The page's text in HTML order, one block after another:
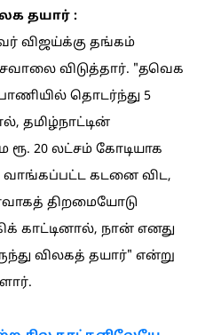
தயார் :
விஜய்க்கு தங்கம்
விடுத்தார். "தவெக
தொடர்ந்து 5
தமிழ்நாட்டின்
20 லட்சம் கோடியாக
வாங்கப்பட்ட கடனை விட,
திறமையோடு
காட்டினால், நான் எனது
விலகத் தயார்" என்று